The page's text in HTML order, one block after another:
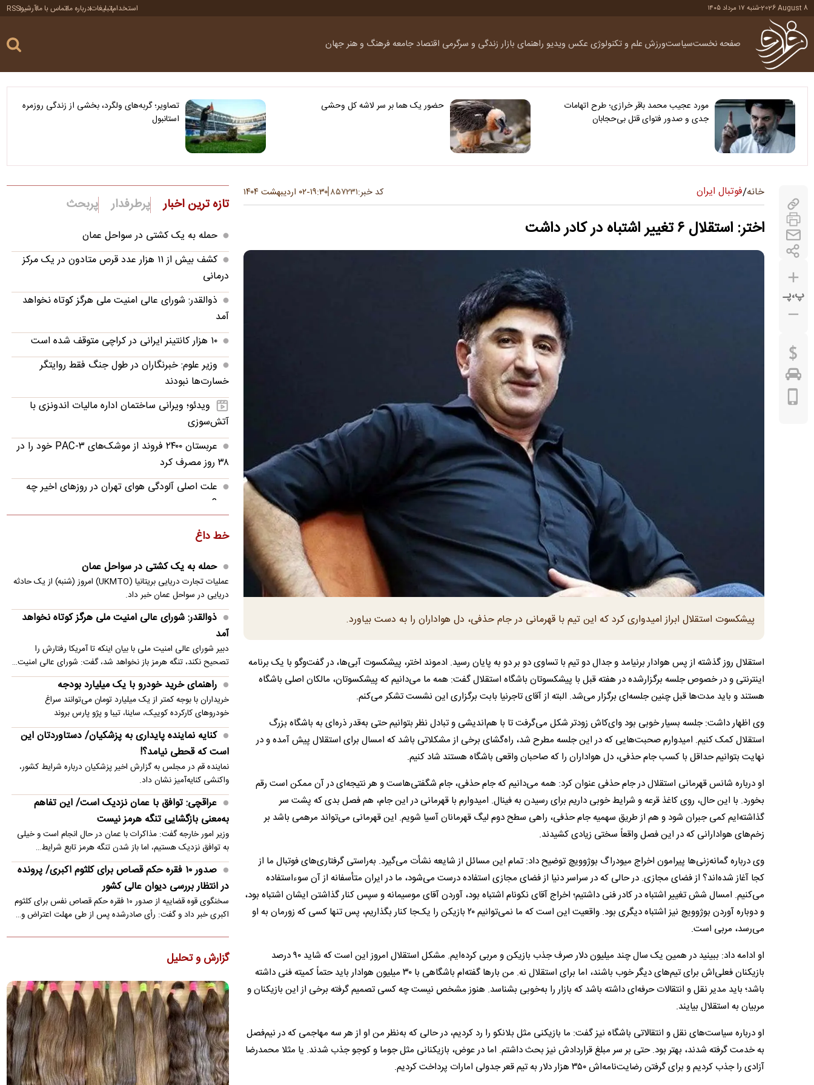
2026 August 8
-شنبه ۱۷ مرداد ۱۴۰۵ استخدامتبلیغاتدرباره ماتماس با ماآرشیوRSS
صفحه نخستسیاستورزش علم و تکنولوژی عکس ویدیو راهنمای بازارزندگی و سرگرمی اقتصاد جامعهفرهنگ و هنرجهان
مورد عجیب محمد باقر خرازی؛ طرح اتهامات
جدی و صدور فتوای قتل بی‌حجابان
حضور یک هما بر سر لاشه‌ کل وحشی
تصاویر؛ گربه‌های ولگرد، بخشی از زندگی روزمره
استانبول
پ،پـ
خانه/فوتبال ایران کد خبر:۸۵۷۲۳۱ ۱۹:۳۰-۰۲ اردیبهشت ۱۴۰۴
اختر: استقلال ۶ تغییر اشتباه در کادر داشت
پیشکسوت استقلال ابراز امیدواری کرد که این تیم با قهرمانی در جام حذفی، دل هواداران را به دست بیاورد.
استقلال روز گذشته از پس هوادار برنیامد و جدال دو تیم با تساوی دو بر دو به پایان رسید. ادموند اختر، پیشکسوت آبی‌ها، در گفت‌و‌گو با یک برنامه
اینترنتی و در خصوص جلسه برگزارشده در هفته قبل با پیشکسوتان باشگاه استقلال گفت: همه ما می‌دانیم که پیشکسوتان، مالکان اصلی باشگاه
هستند و باید مدت‌ها قبل چنین جلسه‌ای برگزار می‌شد. البته از آقای تاجرنیا بابت برگزاری این نشست تشکر می‌کنم.
وی اظهار داشت: جلسه بسیار خوبی بود و‌ای‌کاش زودتر شکل می‌گرفت تا با هم‌اندیشی و تبادل نظر بتوانیم حتی به‌قدر ذره‌ای به باشگاه بزرگ
استقلال کمک کنیم. امیدوارم صحبت‌هایی که در این جلسه مطرح شد، راه‌گشای برخی از مشکلاتی باشد که امسال برای استقلال پیش آمده و در
نهایت بتوانیم حداقل با کسب جام حذفی، دل هواداران را که صاحبان واقعی باشگاه هستند شاد کنیم.
او درباره شانس قهرمانی استقلال در جام حذفی عنوان کرد: همه می‌دانیم که جام حذفی، جام شگفتی‌هاست و هر نتیجه‌ای در آن ممکن است رقم
بخورد. با این حال، روی کاغذ قرعه و شرایط خوبی داریم برای رسیدن به فینال. امیدوارم با قهرمانی در این جام، هم فصل بدی که پشت سر
گذاشته‌ایم کمی جبران شود و هم از طریق سهمیه جام حذفی، راهی سطح دوم لیگ قهرمانان آسیا شویم. این قهرمانی می‌تواند مرهمی باشد بر
زخم‌های هوادارانی که در این فصل واقعاً سختی زیادی کشیدند.
وی درباره گمانه‌زنی‌ها پیرامون اخراج میودراگ بوژوویچ توضیح داد: تمام این مسائل از شایعه نشأت می‌گیرد. به‌راستی گرفتاری‌های فوتبال ما از
کجا آغاز شده‌اند؟ از فضای مجازی. در حالی که در سراسر دنیا از فضای مجازی استفاده درست می‌شود، ما در ایران متأسفانه از آن سوءاستفاده
می‌کنیم. امسال شش تغییر اشتباه در کادر فنی داشتیم؛ اخراج آقای نکونام اشتباه بود، آوردن آقای موسیمانه و سپس کنار گذاشتن ایشان اشتباه بود،
و دوباره آوردن بوژوویچ نیز اشتباه دیگری بود. واقعیت این است که ما نمی‌توانیم ۲۰ بازیکن را یک‌جا کنار بگذاریم، پس تنها کسی که زورمان به او
می‌رسد، مربی است.
او ادامه داد: ببینید در همین یک سال چند میلیون دلار صرف جذب بازیکن و مربی کرده‌ایم. مشکل استقلال امروز این است که شاید ۹۰ درصد
بازیکنان فعلی‌اش برای تیم‌های دیگر خوب باشند، اما برای استقلال نه. من بار‌ها گفته‌ام باشگاهی با ۳۰ میلیون هوادار باید حتماً کمیته فنی داشته
باشد؛ باید مدیر نقل و انتقالات حرفه‌ای داشته باشد که بازار را به‌خوبی بشناسد. هنوز مشخص نیست چه کسی تصمیم گرفته برخی از این بازیکنان و
مربیان به استقلال بیایند.
او درباره سیاست‌های نقل و انتقالاتی باشگاه نیز گفت: ما بازیکنی مثل بلانکو را رد کردیم، در حالی که به‌نظر من او از هر سه مهاجمی که در نیم‌فصل
به خدمت گرفته شدند، بهتر بود. حتی بر سر مبلغ قراردادش نیز بحث داشتم. اما در عوض، بازیکنانی مثل جوما و کوجو جذب شدند. یا مثلا محمدرضا
آزادی را جذب کردیم و برای گرفتن رضایت‌نامه‌اش ۳۵۰ هزار دلار به تیم قعر جدولی امارات پرداخت کردیم.
تازه ترین اخبار پرطرفدار پربحث
حمله به یک کشتی در سواحل عمان
کشف بیش از ۱۱ هزار عدد قرص متادون در یک مرکز
درمانی
ذوالقدر: شورای عالی امنیت ملی هرگز کوتاه نخواهد
آمد
۱۰ هزار کانتینر ایرانی در کراچی متوقف شده است
وزیر علوم: خبرنگاران در طول جنگ فقط روایتگر
خسارت‌ها نبودند
ویدئو؛ ویرانی ساختمان اداره مالیات اندونزی با
آتش‌سوزی
عربستان ۲۴۰۰ فروند از موشک‌های PAC-۳ خود را در
۳۸ روز مصرف کرد
علت اصلی آلودگی هوای تهران در روزهای اخیر چه
بود؟
دو جنگ، حوادث دی و قطعی اینترنت به مرجعیت
رسانه‌های داخلی آسیب زد
دیدار دو جانبه قائم مقام وزیر علوم با وزیر آموزش هند
می‌ارزد؟
سپاه متوقف شد
کشف هویت یک نقاشی ناشناس پس از ۴۰۰ سال
رئیس ستاد مشترک عربستان در مأرب یمن کشته شد
پزشکیان: تصمیم گرفتیم اینترنت باز شود
خط داغ
حمله به یک کشتی در سواحل عمان
عملیات تجارت دریایی بریتانیا (UKMTO) امروز (شنبه) از یک حادثه
دریایی در سواحل عمان خبر داد.
ذوالقدر: شورای عالی امنیت ملی هرگز کوتاه نخواهد
آمد
دبیر شورای عالی امنیت ملی با بیان اینکه تا آمریکا رفتارش را
تصحیح نکند، تنگه هرمز باز نخواهد شد، گفت: شورای عالی امنیت…
راهنمای خرید خودرو با یک میلیارد بودجه
خریداران با بوجه کمتر از یک میلیارد تومان می‌توانند سراغ
خودروهای کارکرده کوییک، ساینا، تیبا و پژو پارس بروند
کنایه نماینده پایداری به پزشکیان/ دستاوردتان این
است که قحطی نیامد؟!
نماینده قم در مجلس به گزارش اخیر پزشکیان درباره شرایط کشور،
واکنشی کنایه‌آمیز نشان داد.
عراقچی: توافق با عمان نزدیک است/ این تفاهم
به‌معنی بازگشایی تنگه هرمز نیست
وزیر امور خارجه گفت: مذاکرات با عمان در حال انجام است و خیلی
به توافق نزدیک هستیم، اما باز شدن تنگه هرمز تابع شرایط…
صدور ۱۰ فقره حکم قصاص برای کلثوم اکبری/ پرونده
در انتظار بررسی دیوان عالی کشور
سخنگوی قوه قضاییه از صدور ۱۰ فقره حکم قصاص نفس برای کلثوم
اکبری خبر داد و گفت: رأی صادرشده پس از طی مهلت اعتراض و…
حمله موشکی به کشتی اماراتی در تنگه هرمز
شرکت ادنوک امارات از حمله موشکی به یکی از شناورهای خود در
تنگه هرمز خبر داد.
علت افزایش مبلغ قبض آب در تابستان
روابط عمومی شرکت مهندسی آب و فاضلاب کشور علت افزایش رقم
قبض مشترکان را افزایش میزان مصرف، قرار گرفتن در پله‌های
بالاتر…
چرا هیچ جنگی در خاورمیانه پایان نمی‌یابد؟
درسی از تاریخ؛ سایه «جنگ سی‌ساله» بر سر
خاورمیانه
گزارش و تحلیل